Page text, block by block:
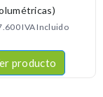
IVA Incluido
producto